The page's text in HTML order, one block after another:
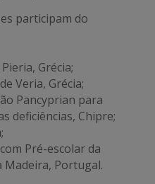
participam do
Grécia;
Veria, Grécia;
Pancyprian para
deficiências, Chipre;
Pré-escolar da
Madeira, Portugal.